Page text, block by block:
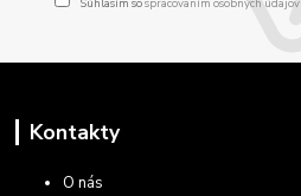
Kontakty
O nás